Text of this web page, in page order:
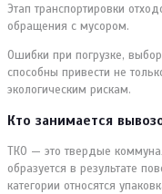
Этап транспортировки
обращения с мусором.
Ошибки при погрузке,
способны привести не
экологическим рискам.
Кто занимается
ТКО — это твердые
образуется в результате
категории относятся